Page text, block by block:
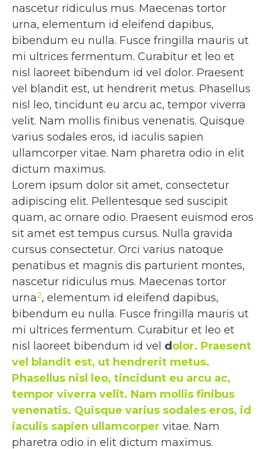
nascetur ridiculus mus. Maecenas tortor
urna, elementum id eleifend dapibus,
bibendum eu nulla. Fusce fringilla mauris ut
mi ultrices fermentum. Curabitur et leo et
nisl laoreet bibendum id vel dolor. Praesent
vel blandit est, ut hendrerit metus. Phasellus
nisl leo, tincidunt eu arcu ac, tempor viverra
velit. Nam mollis finibus venenatis. Quisque
varius sodales eros, id iaculis sapien
ullamcorper vitae. Nam pharetra odio in elit
dictum maximus.
Lorem ipsum dolor sit amet, consectetur
adipiscing elit. Pellentesque sed suscipit
quam, ac ornare odio. Praesent euismod eros
sit amet est tempus cursus. Nulla gravida
cursus consectetur. Orci varius natoque
penatibus et magnis dis parturient montes,
nascetur ridiculus mus. Maecenas tortor
urna2, elementum id eleifend dapibus,
bibendum eu nulla. Fusce fringilla mauris ut
mi ultrices fermentum. Curabitur et leo et
nisl laoreet bibendum id vel dolor. Praesent
vel blandit est, ut hendrerit metus.
Phasellus nisl leo, tincidunt eu arcu ac,
tempor viverra velit. Nam mollis finibus
venenatis. Quisque varius sodales eros, id
iaculis sapien ullamcorper vitae. Nam
pharetra odio in elit dictum maximus.